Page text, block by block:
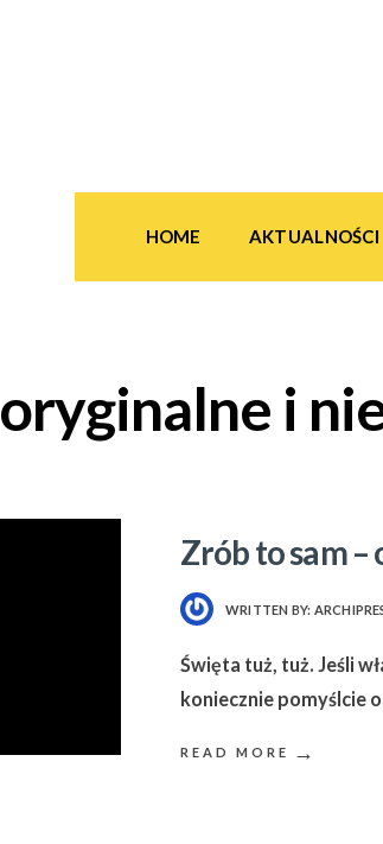
HOME AKTUALNOŚCI
oryginalne i
Zrób to sam
WRITTEN BY:
Święta tuż, tuż. Jeśli
koniecznie pomyślcie
READ MORE →